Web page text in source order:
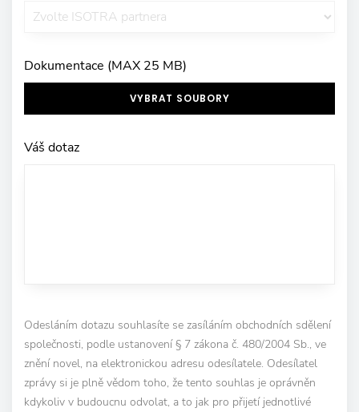
Dokumentace (MAX 25 MB)
VYBRAT SOUBORY
Váš dotaz
Odesláním dotazu souhlasíte se zasíláním obchodních sdělení
společnosti, podle ustanovení § 7 zákona č. 480/2004 Sb., ve
znění novel, na elektronickou adresu odesílatele. Odesílatel
zprávy si je plně vědom toho, že tento souhlas je oprávněn
kdykoliv v budoucnu odvolat, a to jak pro přijetí jednotlivé